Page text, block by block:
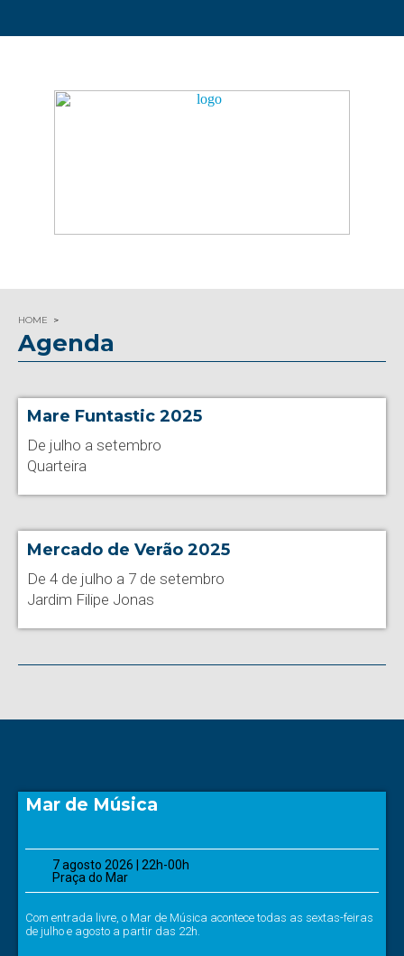
HOME
Agenda
Mare Funtastic 2025
De julho a setembro
Quarteira
Mercado de Verão 2025
De 4 de julho a 7 de setembro
Jardim Filipe Jonas
Mar de Música
7 agosto 2026 | 22h-00h
Praça do Mar
Com entrada livre, o Mar de Música acontece todas as sextas-feiras
de julho e agosto a partir das 22h.